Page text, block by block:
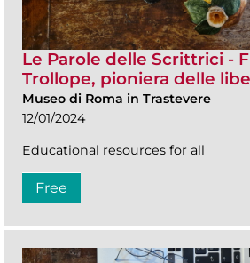
Le Parole delle Scrittrici -
Trollope, pioniera delle
Museo di Roma in Trastevere
12/01/2024
Educational resources for all
Free